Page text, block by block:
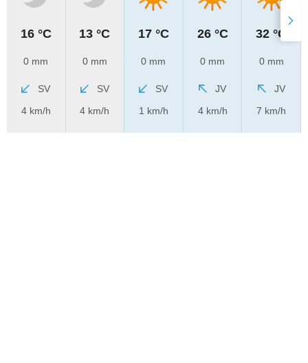
16 °C
0 mm
SV
4 km/h
13 °C
0 mm
SV
4 km/h
17 °C
0 mm
SV
1 km/h
26 °C
0 mm
JV
4 km/h
32 °C
0 mm
JV
7 km/h